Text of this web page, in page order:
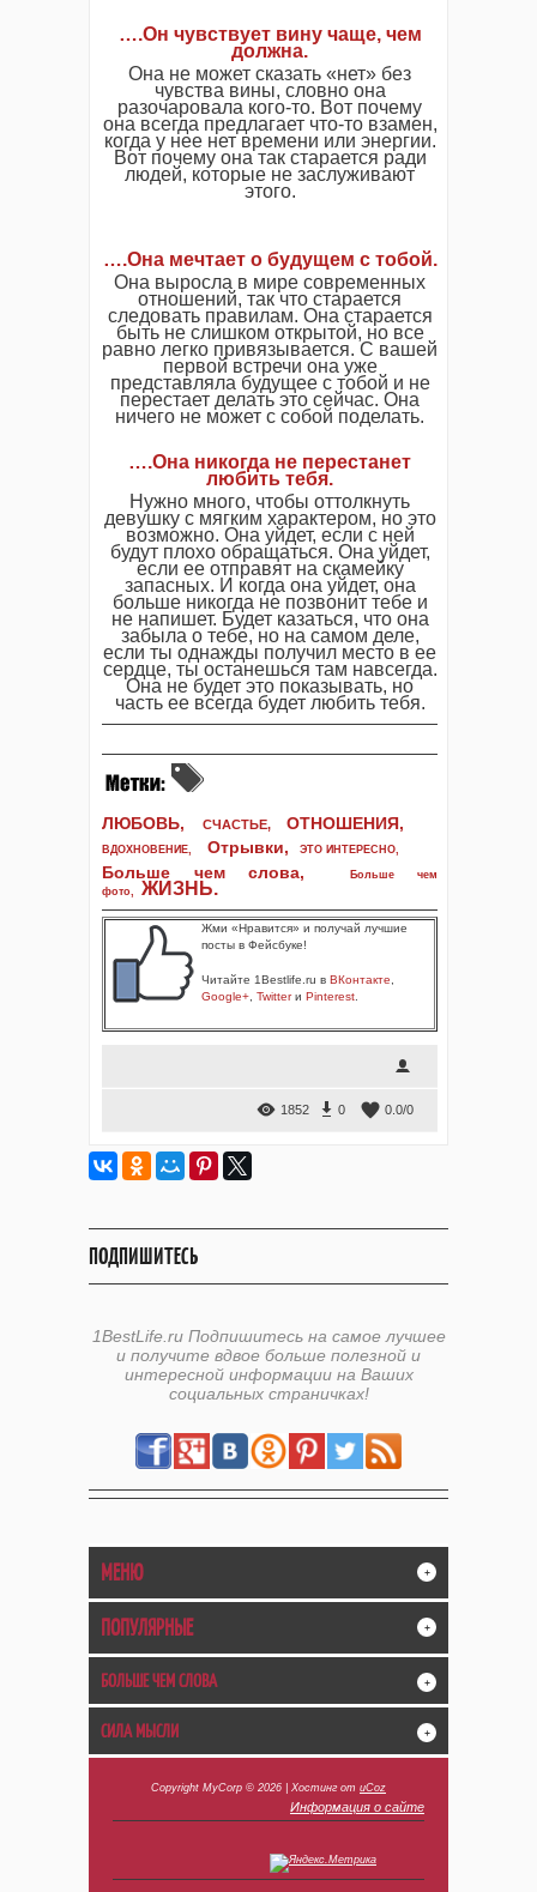
….Он чувствует вину чаще, чем
должна.
Она не может сказать «нет» без
чувства вины, словно она
разочаровала кого-то. Вот почему
она всегда предлагает что-то взамен,
когда у нее нет времени или энергии.
Вот почему она так старается ради
людей, которые не заслуживают
этого.
….Она мечтает о будущем с тобой.
Она выросла в мире современных
отношений, так что старается
следовать правилам. Она старается
быть не слишком открытой, но все
равно легко привязывается. С вашей
первой встречи она уже
представляла будущее с тобой и не
перестает делать это сейчас. Она
ничего не может с собой поделать.
….Она никогда не перестанет
любить тебя.
Нужно много, чтобы оттолкнуть
девушку с мягким характером, но это
возможно. Она уйдет, если с ней
будут плохо обращаться. Она уйдет,
если ее отправят на скамейку
запасных. И когда она уйдет, она
больше никогда не позвонит тебе и
не напишет. Будет казаться, что она
забыла о тебе, но на самом деле,
если ты однажды получил место в ее
сердце, ты останешься там навсегда.
Она не будет это показывать, но
часть ее всегда будет любить тебя.
ЛЮБОВЬ, СЧАСТЬЕ, ОТНОШЕНИЯ,
ВДОХНОВЕНИЕ, Отрывки, ЭТО ИНТЕРЕСНО,
Больше чем слова,
Больше чем
фото, ЖИЗНЬ.
Жми «Нравится» и получай лучшие
посты в Фейсбуке!
Читайте 1Bestlife.ru в ВКонтакте
Google+ Twitterи Pinterest
1852 0 0.0/0
ПОДПИШИТЕСЬ
1BestLife.ru Подпишитесь на самое лучшее
и получите вдвое больше полезной и
интересной информации на Ваших
социальных страничках!
МЕНЮ +
ПОПУЛЯРНЫЕ +
БОЛЬШЕ ЧЕМ СЛОВА +
СИЛА МЫСЛИ +
Copyright MyCorp © 2026 Хостинг от uCoz
Информация о сайте